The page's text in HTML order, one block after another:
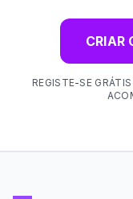
CRIAR
REGISTE-SE